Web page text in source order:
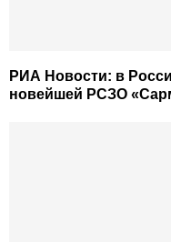
РИА Новости: в
новейшей РСЗО